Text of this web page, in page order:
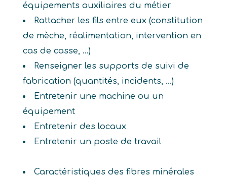
équipements auxiliaires du métier
Rattacher les fils entre eux (constitution
de mèche, réalimentation, intervention en
cas de casse, ...)
Renseigner les supports de suivi de
fabrication (quantités, incidents, ...)
Entretenir une machine ou un
équipement
Entretenir des locaux
Entretenir un poste de travail
Caractéristiques des fibres minérales